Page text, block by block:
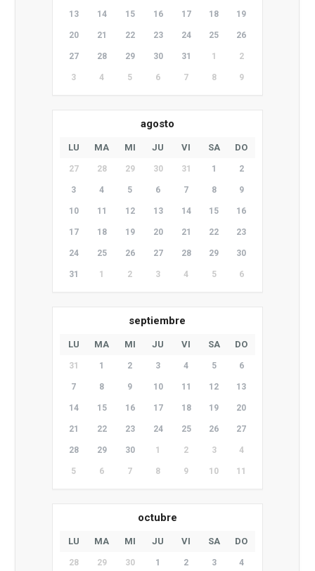
13 14 15 16 17 18 19
20 21 22 23 24 25 26
27 28 29 30 31 1 2
3 4 5 6 7 8 9
agosto
LU MA MI JU VI SA DO
27 28 29 30 31 1 2
3 4 5 6 7 8 9
10 11 12 13 14 15 16
17 18 19 20 21 22 23
24 25 26 27 28 29 30
31 1 2 3 4 5 6
septiembre
LU MA MI JU VI SA DO
31 1 2 3 4 5 6
7 8 9 10 11 12 13
14 15 16 17 18 19 20
21 22 23 24 25 26 27
28 29 30 1 2 3 4
5 6 7 8 9 10 11
octubre
LU MA MI JU VI SA DO
28 29 30 1 2 3 4